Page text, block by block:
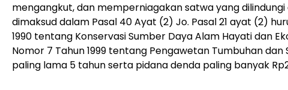
mengangkut, dan memperniagakan satwa yang
dimaksud dalam Pasal 40 Ayat (2) Jo. Pasal 21 ayat (2)
1990 tentang Konservasi Sumber Daya Alam Hayati dan
Nomor 7 Tahun 1999 tentang Pengawetan Tumbuhan
paling lama 5 tahun serta pidana denda paling banyak